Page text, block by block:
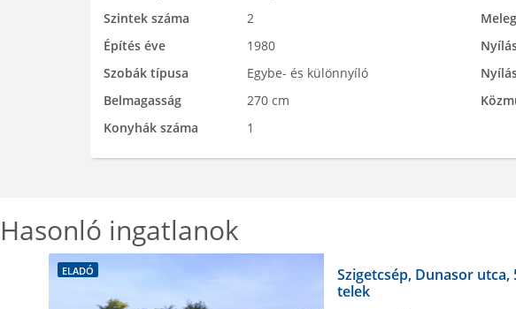
Szintek száma
2
Építés éve
1980
Szobák típusa
Egybe- és különnyíló
Belmagasság
270 cm
Konyhák száma
1
Hasonló ingatlanok
ELADÓ
Szigetcsép, Dunasor utca,
telek